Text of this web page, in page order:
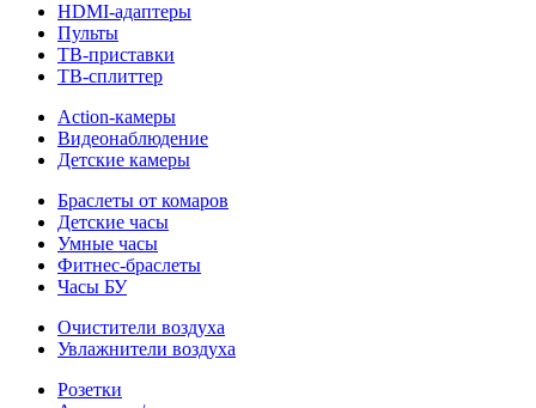
HDMI-адаптеры
Пульты
ТВ-приставки
ТВ-сплиттер
Action-камеры
Видеонаблюдение
Детские камеры
Браслеты от комаров
Детские часы
Умные часы
Фитнес-браслеты
Часы БУ
Очистители воздуха
Увлажнители воздуха
Розетки